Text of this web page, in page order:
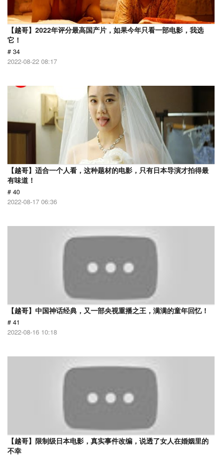
【越哥】2022年评分最高国产片，如果今年只看一部电影，我选
它！
# 34
2022-08-22 08:17
【越哥】适合一个人看，这种题材的电影，只有日本导演才拍得最
有味道！
# 40
2022-08-17 06:36
【越哥】中国神话经典，又一部央视重播之王，满满的童年回忆！
# 41
2022-08-16 10:18
【越哥】限制级日本电影，真实事件改编，说透了女人在婚姻里的
不幸